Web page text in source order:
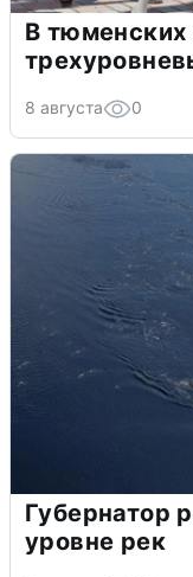
В тюменских
8 августа 0
Губернатор
уровне рек